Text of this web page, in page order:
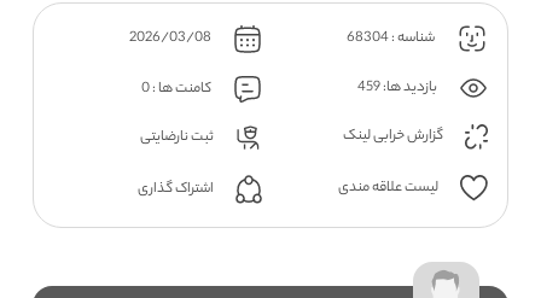
شناسه : 68304
بازدید ها: 459
کامنت ها : 0
گزارش خرابی لینک
ثبت نارضایتی
لیست علاقه مندی اشتراک گذاری